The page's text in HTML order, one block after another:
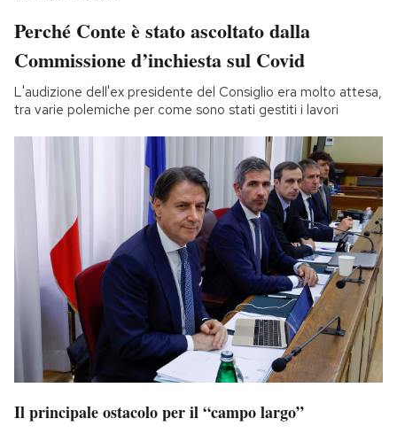
Perché Conte è stato ascoltato dalla
Commissione d’inchiesta sul Covid
L'audizione dell'ex presidente del Consiglio era molto attesa,
tra varie polemiche per come sono stati gestiti i lavori
Il principale ostacolo per il “campo largo”